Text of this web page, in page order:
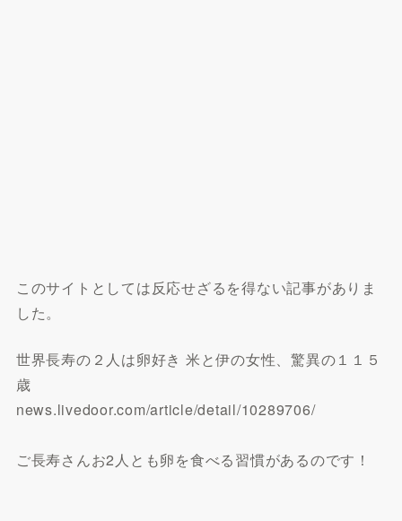
このサイトとしては反応せざるを得ない記事がありま
した。
世界長寿の２人は卵好き 米と伊の女性、驚異の１１５
歳
news.livedoor.com/article/detail/10289706/
ご長寿さんお2人とも卵を食べる習慣があるのです！